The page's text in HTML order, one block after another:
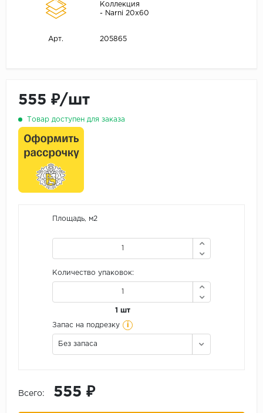
Коллекция
- Narni 20x60
Арт. 205865
555 ₽/шт
Товар доступен для заказа
Площадь, м2
Количество упаковок:
1 шт
Запас на подрезку i
Без запаса
Всего: 555 ₽